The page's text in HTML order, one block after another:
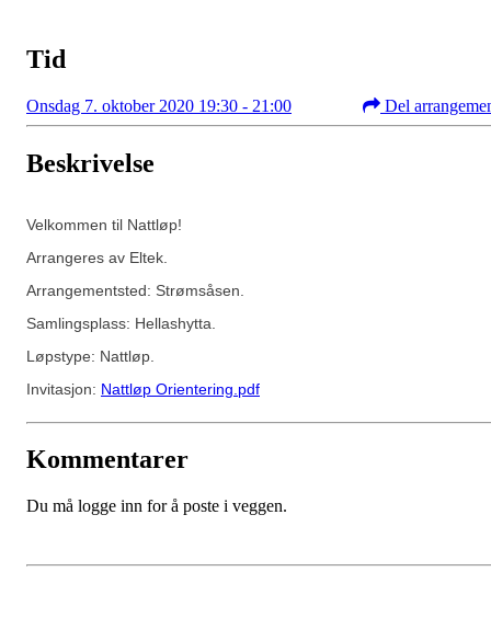
Tid
Onsdag 7. oktober 2020 19:30 - 21:00 Del
Beskrivelse
Velkommen til Nattløp!
Arrangeres av Eltek.
Arrangementsted: Strømsåsen.
Samlingsplass: Hellashytta.
Løpstype: Nattløp.
Invitasjon: Nattløp Orientering.pdf
Kommentarer
Du må logge inn for å poste i veggen.